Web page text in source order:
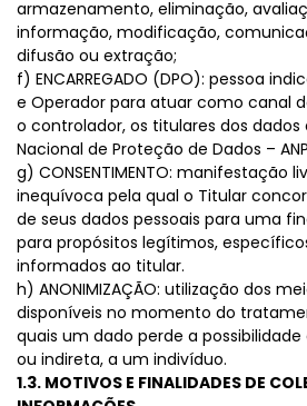
armazenamento, eliminação,
informação, modificação,
difusão ou extração;
f) ENCARREGADO (DPO): pessoa
e Operador para atuar como canal
o controlador, os titulares dos dados
Nacional de Proteção de Dados –
g) CONSENTIMENTO: manifestação
inequívoca pela qual o Titular
de seus dados pessoais para uma
para propósitos legítimos,
informados ao titular.
h) ANONIMIZAÇÃO: utilização dos
disponíveis no momento do
quais um dado perde a
ou indireta, a um indivíduo.
1.3. MOTIVOS E FINALIDADES DE